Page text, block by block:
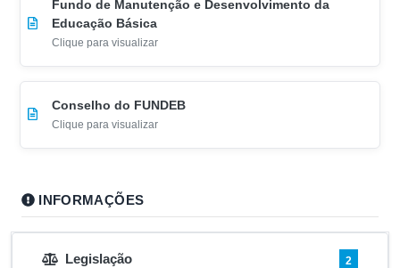
Fundo de Manutenção e Desenvolvimento da
Educação Básica
Clique para visualizar
Conselho do FUNDEB
Clique para visualizar
INFORMAÇÕES
Legislação 2